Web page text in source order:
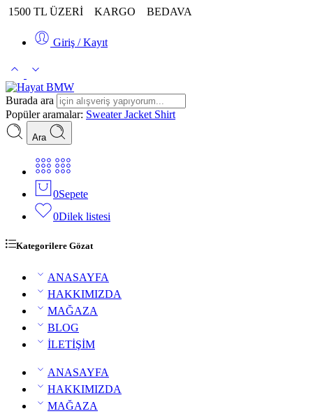
1500 TL ÜZERİ KARGO BEDAVA
Giriş / Kayıt
Burada ara
Popüler aramalar: SweaterJacket Shirt
Ara
0Sepete
0Dilek listesi
Kategorilere Gözat
ANASAYFA
HAKKIMIZDA
MAĞAZA
BLOG
İLETİŞİM
ANASAYFA
HAKKIMIZDA
MAĞAZA